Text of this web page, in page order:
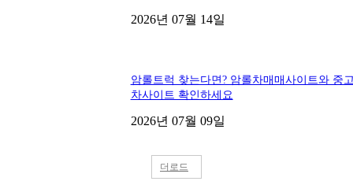
2026년 07월 14일
암롤트럭 찾는다면? 암롤차매매사이트와 중
차사이트 확인하세요
2026년 07월 09일
더로드